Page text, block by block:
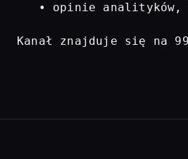
• opinie
Kanał znajduje się na